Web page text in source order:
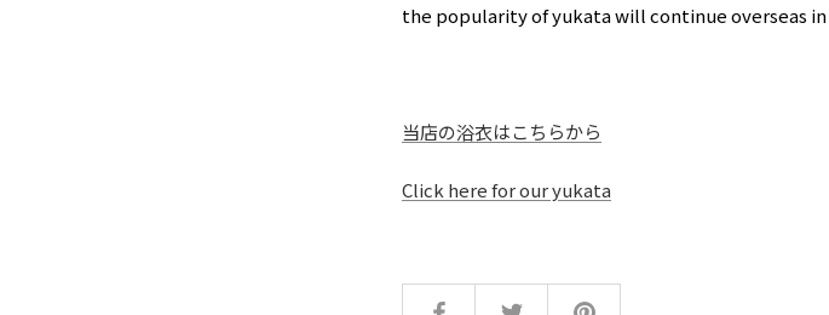
the popularity of yukata will continue overseas
当店の浴衣はこちらから
Click here for our yukata